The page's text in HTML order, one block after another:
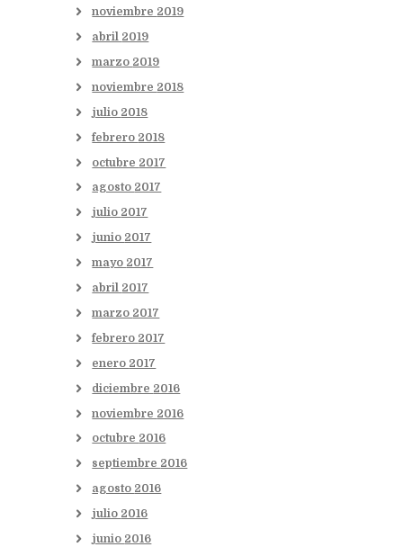
noviembre 2019
abril 2019
marzo 2019
noviembre 2018
julio 2018
febrero 2018
octubre 2017
agosto 2017
julio 2017
junio 2017
mayo 2017
abril 2017
marzo 2017
febrero 2017
enero 2017
diciembre 2016
noviembre 2016
octubre 2016
septiembre 2016
agosto 2016
julio 2016
junio 2016